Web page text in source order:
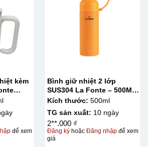
kèm
để xem
Bình giữ nhiệt 2 lớp
SUS304 La Fonte – 500ML
– 012737
Kích thước: 500ml
TG sản xuất: 10 ngày
2**.000 ₫
Đăng ký hoặcĐăng nhập để xem
giá